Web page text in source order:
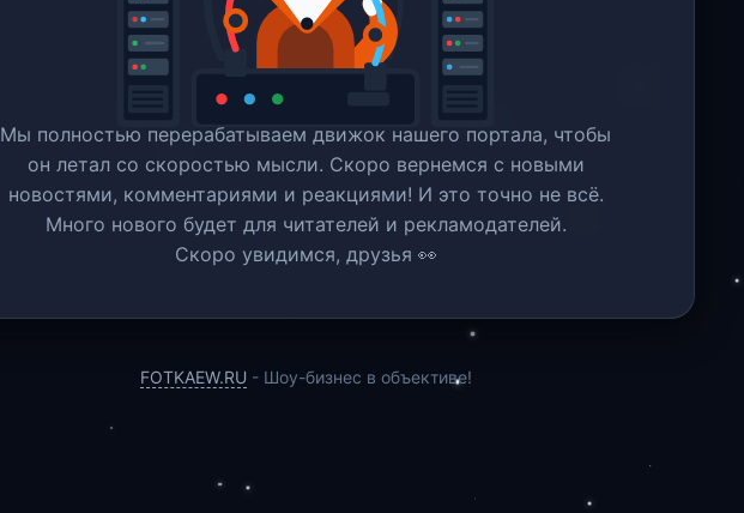
Мы полностью перерабатываем движок нашего портала, чтобы
он летал со скоростью мысли. Скоро вернемся c новыми
новостями, комментариями и реакциями! И это точно не всё.
Много нового будет для читателей и рекламодателей.
Скоро увидимся, друзья 👀
FOTKAEW.RU - Шоу-бизнес в объективе!